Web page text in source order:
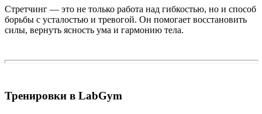
Стретчинг — это не только работа над гибкостью, но и способ
борьбы с усталостью и тревогой. Он помогает восстановить
силы, вернуть ясность ума и гармонию тела.
Тренировки в LabGym